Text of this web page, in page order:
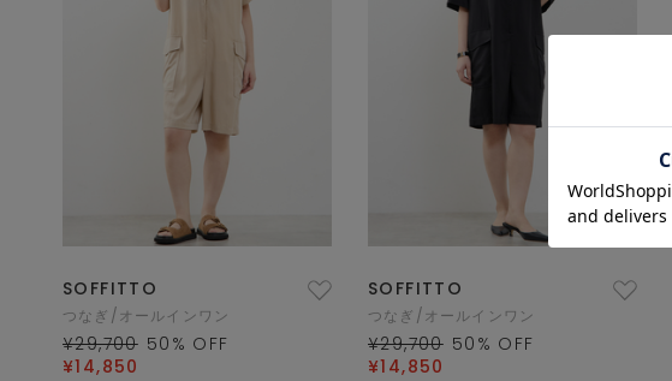
SOFFITTO
つなぎ/オールインワン
¥29,700 50 % OFF
¥14,850
SOFFITTO
つなぎ/オールインワン
¥29,700 50 % OFF
¥14,850